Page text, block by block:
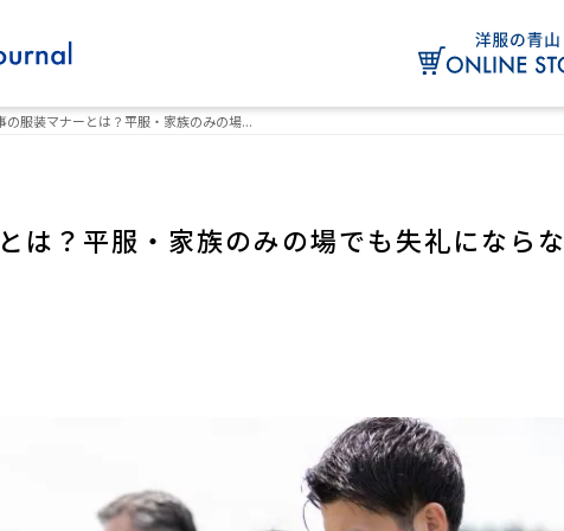
の服装マナーとは？平服・家族のみの場...
は？平服・家族のみの場でも失礼にならな